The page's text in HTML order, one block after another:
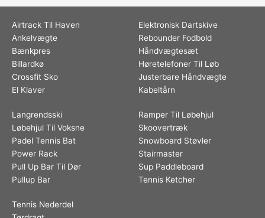
Airtrack Til Haven
Ankelvægte
Bænkpres
Billardkø
Crossfit Sko
El Klaver
Elektronisk Dartskive
Rebounder Fodbold
Håndvægtesæt
Høretelefoner Til Løb
Justerbare Håndvægte
Kabeltårn
Langrendsski
Løbehjul Til Voksne
Padel Tennis Bat
Power Rack
Pull Up Bar Til Dør
Pullup Bar
Ramper Til Løbehjul
Skoovertræk
Snowboard Støvler
Stairmaster
Sup Paddleboard
Tennis Ketcher
Tennis Nederdel